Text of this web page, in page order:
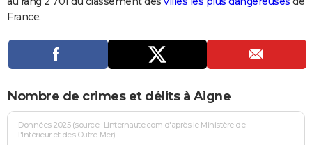
Se connecter
Entreprises
Service militaire
Avis de recherche
AVIS DE DÉCÈS
Bricolage
Lifestyle
Culture
Sport
Auto
Television
Voyage
Cinema
France.
Nombre de crimes et délits à Aigne
Données 2025 (source : Linternaute.com d'après le Ministère de
l'Intérieur et des Outre-Mer)